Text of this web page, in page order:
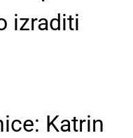
izraditi
Katrin